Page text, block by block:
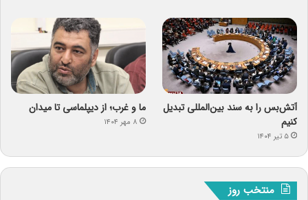
آتش‌بس را به سند بین‌المللی تبدیل
کنیم
۵ تیر ۱۴۰۴
ما و غرب؛ از دیپلماسی تا میدان
۸ مهر ۱۴۰۴
منتخب روز